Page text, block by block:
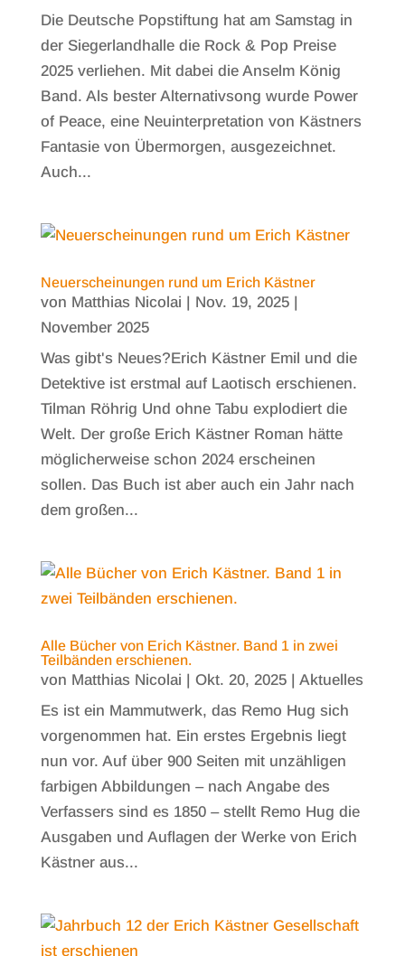
Die Deutsche Popstiftung hat am Samstag in
der Siegerlandhalle die Rock & Pop Preise
2025 verliehen. Mit dabei die Anselm König
Band. Als bester Alternativsong wurde Power
of Peace, eine Neuinterpretation von Kästners
Fantasie von Übermorgen, ausgezeichnet.
Auch...
Neuerscheinungen rund um Erich Kästner
von Matthias Nicolai | Nov. 19, 2025|
November 2025
Was gibt's Neues?Erich Kästner Emil und die
Detektive ist erstmal auf Laotisch erschienen.
Tilman Röhrig Und ohne Tabu explodiert die
Welt. Der große Erich Kästner Roman hätte
möglicherweise schon 2024 erscheinen
sollen. Das Buch ist aber auch ein Jahr nach
dem großen...
Alle Bücher von Erich Kästner. Band 1 in zwei
Teilbänden erschienen.
von Matthias Nicolai | Okt. 20, 2025| Aktuelles
Es ist ein Mammutwerk, das Remo Hug sich
vorgenommen hat. Ein erstes Ergebnis liegt
nun vor. Auf über 900 Seiten mit unzähligen
farbigen Abbildungen – nach Angabe des
Verfassers sind es 1850 – stellt Remo Hug die
Ausgaben und Auflagen der Werke von Erich
Kästner aus...